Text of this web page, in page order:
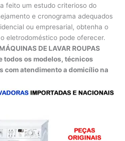
feito um estudo criterioso do
e cronograma adequados
ou empresarial, obtenha o
eletrodoméstico pode oferecer.
DE LAVAR ROUPAS
todos os modelos, técnicos
com atendimento a domicílio na